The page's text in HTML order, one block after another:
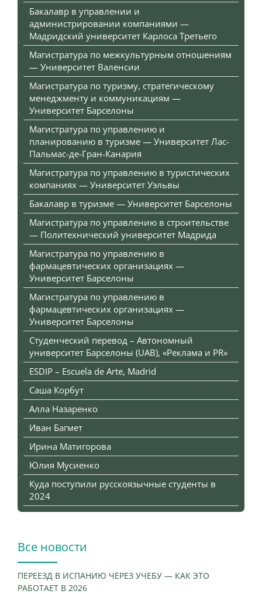
Бакалавр в управлении и
администрировании компаниями —
Мадридский университет Карлоса Третьего
Магистратура по межкультурным отношениям
— Университет Валенсии
Магистратура по туризму, стратегическому
менеджменту и коммуникациям —
Университет Барселоны
Магистратура по управлению и
планированию в туризме — Университет Лас-
Пальмас-де-Гран-Канария
Магистратура по управлению в туристических
компаниях — Университет Уэльвы
Бакалавр в туризме — Университет Барселоны
Магистратура по управлению в строительстве
— Политехнический университет Мадрида
Магистратура по управлению в
фармацевтических организациях —
Университет Барселоны
Магистратура по управлению в
фармацевтических организациях —
Университет Барселоны
Студенческий перевод – Автономный
университет Барселоны (UAB), «Реклама и PR»
ESDIP – Escuela de Arte, Madrid
Саша Корбут
Алла Назаренко
Иван Багмет
Ирина Матигорова
Юлия Мусиенко
Куда поступили русскоязычные студенты в
2024
Все новости
ПЕРЕЕЗД В ИСПАНИЮ ЧЕРЕЗ УЧЕБУ — КАК ЭТО
РАБОТАЕТ В 2026